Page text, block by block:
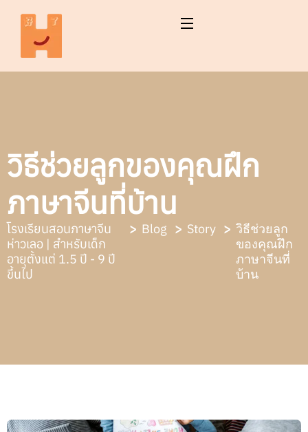
วิธีช่วยลูกของคุณฝึก
ภาษาจีนที่บ้าน​
โรงเรียนสอนภาษาจีน
ห่าวเลอ | สำหรับเด็ก
อายุตั้งแต่ 1.5 ปี - 9 ปี
ขึ้นไป
Blog Story
วิธีช่วยลูก
ของคุณฝึก
ภาษาจีนที่
บ้าน​